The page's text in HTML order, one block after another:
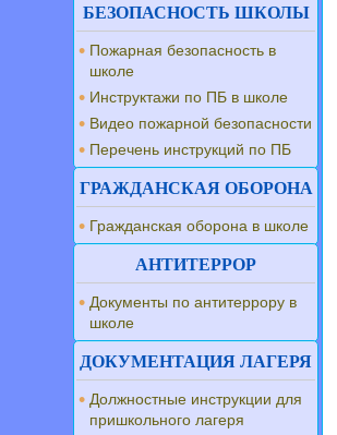
БЕЗОПАСНОСТЬ ШКОЛЫ
Пожарная безопасность в
школе
Инструктажи по ПБ в школе
Видео пожарной безопасности
Перечень инструкций по ПБ
ГРАЖДАНСКАЯ ОБОРОНА
Гражданская оборона в школе
АНТИТЕРРОР
Документы по антитеррору в
школе
ДОКУМЕНТАЦИЯ ЛАГЕРЯ
Должностные инструкции для
пришкольного лагеря